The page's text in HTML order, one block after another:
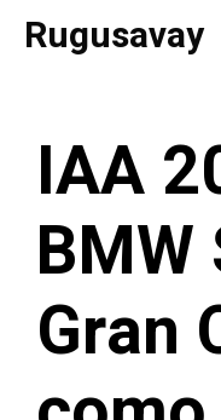
SaltarRugusavay
IAA
BMW
Gran